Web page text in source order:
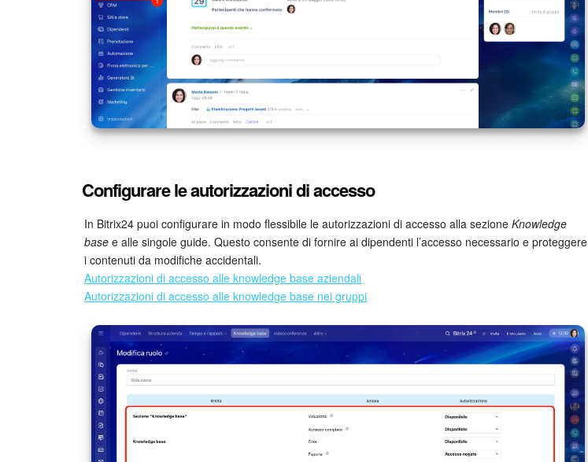
Configurare le autorizzazioni di accesso
In Bitrix24 puoi configurare in modo flessibile le autorizzazioni di accesso alla sezione Knowledge
base e alle singole guide. Questo consente di fornire ai dipendenti l’accesso necessario e proteggere
i contenuti da modifiche accidentali.
Autorizzazioni di accesso alle knowledge base aziendali
Autorizzazioni di accesso alle knowledge base nei gruppi